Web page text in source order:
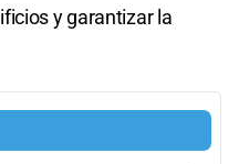
y garantizar la